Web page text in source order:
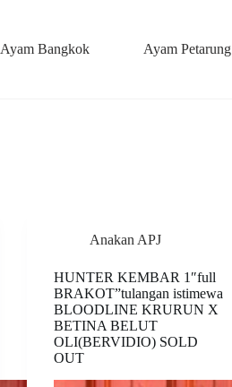
Ayam Bangkok Ayam Petarung
Anakan APJ
HUNTER KEMBAR 1″full
BRAKOT”tulangan istimewa
BLOODLINE KRURUN X
BETINA BELUT
OLI(BERVIDIO) SOLD
OUT